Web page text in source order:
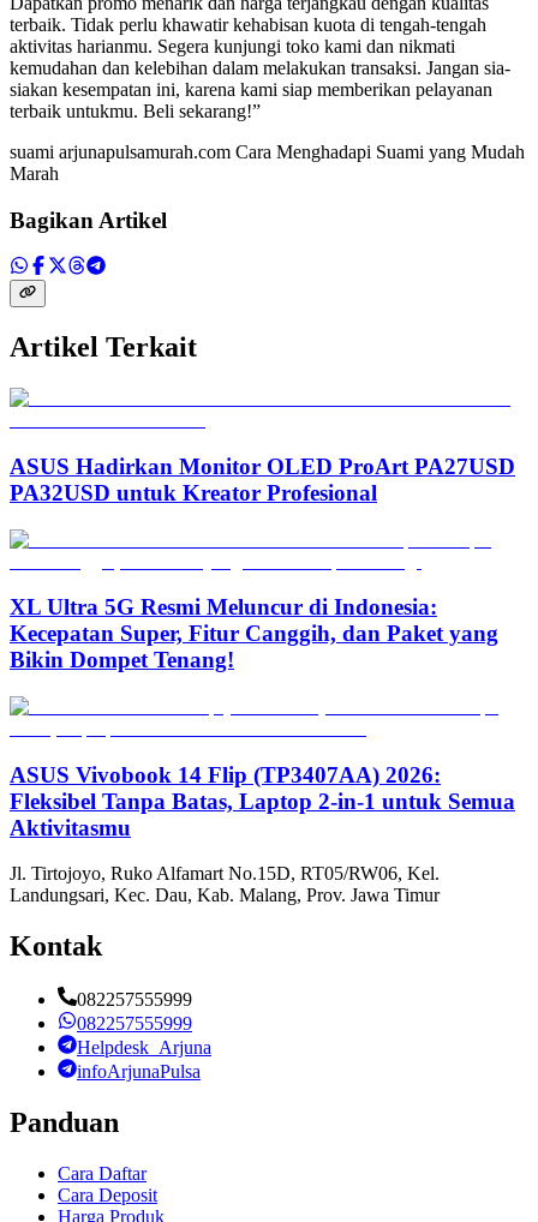
terbaik. Tidak perlu khawatir kehabisan kuota di tengah-tengah
aktivitas harianmu. Segera kunjungi toko kami dan nikmati
kemudahan dan kelebihan dalam melakukan transaksi. Jangan sia-
siakan kesempatan ini, karena kami siap memberikan pelayanan
terbaik untukmu. Beli sekarang!”
suami arjunapulsamurah.com Cara Menghadapi Suami yang Mudah
Marah
Bagikan Artikel
Artikel Terkait
ASUS Hadirkan Monitor OLED ProArt PA27USD
PA32USD untuk Kreator Profesional
XL Ultra 5G Resmi Meluncur di Indonesia:
Kecepatan Super, Fitur Canggih, dan Paket yang
Bikin Dompet Tenang!
ASUS Vivobook 14 Flip (TP3407AA) 2026:
Fleksibel Tanpa Batas, Laptop 2-in-1 untuk Semua
Aktivitasmu
Jl. Tirtojoyo, Ruko Alfamart No.15D, RT05/RW06, Kel.
Landungsari, Kec. Dau, Kab. Malang, Prov. Jawa Timur
Kontak
082257555999
082257555999
Helpdesk_Arjuna
infoArjunaPulsa
Panduan
Cara Daftar
Cara Deposit
Harga Produk